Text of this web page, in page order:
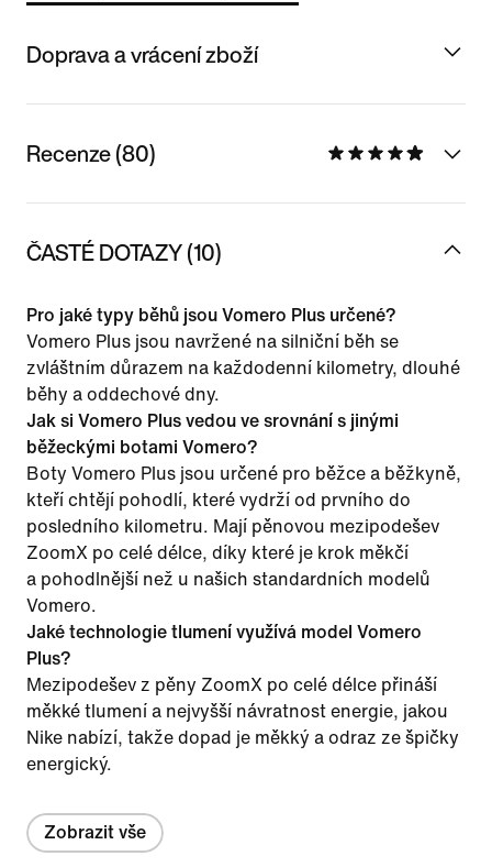
Doprava a vrácení zboží
Recenze (80)
ČASTÉ DOTAZY (10)
Pro jaké typy běhů jsou Vomero Plus určené?
Vomero Plus jsou navržené na silniční běh se
zvláštním důrazem na každodenní kilometry, dlouhé
běhy a oddechové dny.
Jak si Vomero Plus vedou ve srovnání s jinými
běžeckými botami Vomero?
Boty Vomero Plus jsou určené pro běžce a běžkyně,
kteří chtějí pohodlí, které vydrží od prvního do
posledního kilometru. Mají pěnovou mezipodešev
ZoomX po celé délce, díky které je krok měkčí
a pohodlnější než u našich standardních modelů
Vomero.
Jaké technologie tlumení využívá model Vomero
Plus?
Mezipodešev z pěny ZoomX po celé délce přináší
měkké tlumení a nejvyšší návratnost energie, jakou
Nike nabízí, takže dopad je měkký a odraz ze špičky
energický.
Zobrazit vše